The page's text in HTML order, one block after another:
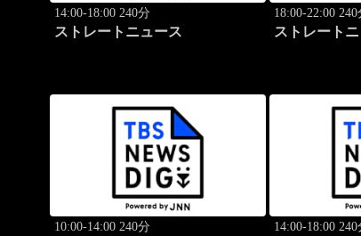
14:00-18:00 240分
ストレートニュース
18:00-22:00 240
ストレート
10:00-14:00 240分 14:00-18:00 240